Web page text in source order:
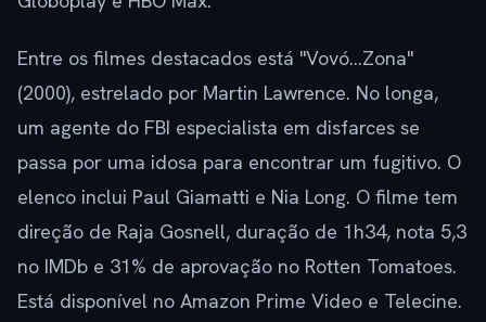
Entre os filmes destacados está "Vovó…Zona"
(2000), estrelado por Martin Lawrence. No longa,
um agente do FBI especialista em disfarces se
passa por uma idosa para encontrar um fugitivo. O
elenco inclui Paul Giamatti e Nia Long. O filme tem
direção de Raja Gosnell, duração de 1h34, nota 5,3
no IMDb e 31% de aprovação no Rotten Tomatoes.
Está disponível no Amazon Prime Video e Telecine.